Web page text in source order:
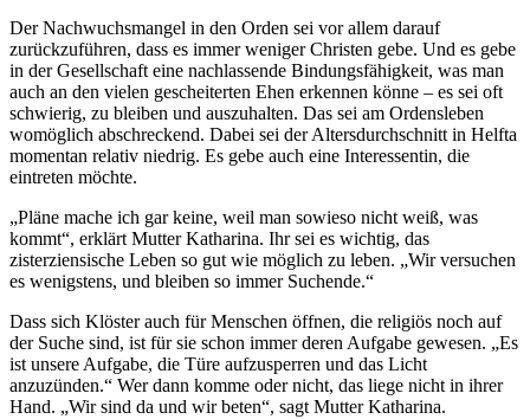
Der Nachwuchsmangel in den Orden sei vor allem darauf
zurückzuführen, dass es immer weniger Christen gebe. Und es gebe
in der Gesellschaft eine nachlassende Bindungsfähigkeit, was man
auch an den vielen gescheiterten Ehen erkennen könne – es sei oft
schwierig, zu bleiben und auszuhalten. Das sei am Ordensleben
womöglich abschreckend. Dabei sei der Altersdurchschnitt in Helfta
momentan relativ niedrig. Es gebe auch eine Interessentin, die
eintreten möchte.
„Pläne mache ich gar keine, weil man sowieso nicht weiß, was
kommt“, erklärt Mutter Katharina. Ihr sei es wichtig, das
zisterziensische Leben so gut wie möglich zu leben. „Wir versuchen
es wenigstens, und bleiben so immer Suchende.“
Dass sich Klöster auch für Menschen öffnen, die religiös noch auf
der Suche sind, ist für sie schon immer deren Aufgabe gewesen. „Es
ist unsere Aufgabe, die Türe aufzusperren und das Licht
anzuzünden.“ Wer dann komme oder nicht, das liege nicht in ihrer
Hand. „Wir sind da und wir beten“, sagt Mutter Katharina.